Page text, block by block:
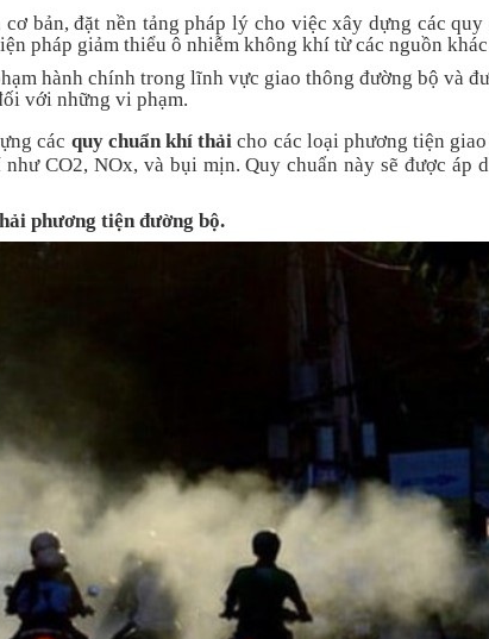
bản, đặt nền tảng pháp lý cho việc xây dựng các
pháp giảm thiểu ô nhiễm không khí từ các nguồn
hành chính trong lĩnh vực giao thông đường bộ và
với những vi phạm.
các quy chuẩn khí thải cho các loại phương tiện
CO2, NOx, và bụi mịn. Quy chuẩn này sẽ được áp
phương tiện đường bộ.